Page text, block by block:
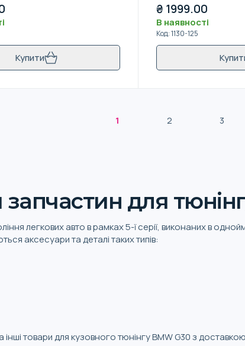
Купити
₴ 1999.00
В наявності
Код:1130-125
1 2 3
для
легкових авто в рамках 5-ї серії, виконаних в
аксесуари та деталі таких типів:
інші товари для кузовного тюнінгу BMW G30 з